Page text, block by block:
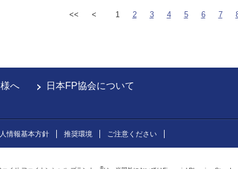
<< < 1 2 3 4 5 6 7
へ 日本FP協会について
情報基本方針 推奨環境 ご注意ください
®